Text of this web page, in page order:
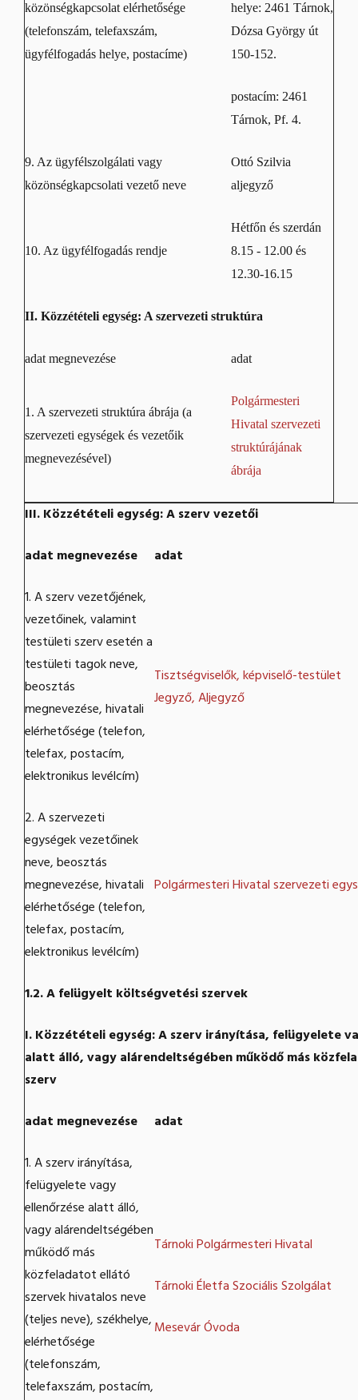
közönségkapcsolat elérhetősége
(telefonszám, telefaxszám,
ügyfélfogadás helye, postacíme)
helye: 2461 Tárnok,
Dózsa György út
150-152.
postacím: 2461
Tárnok, Pf. 4.
9. Az ügyfélszolgálati vagy
közönségkapcsolati vezető neve
Ottó Szilvia
aljegyző
10. Az ügyfélfogadás rendje
Hétfőn és szerdán
8.15 - 12.00 és
12.30-16.15
II. Közzétételi egység: A szervezeti struktúra
adat megnevezése adat
1. A szervezeti struktúra ábrája (a
szervezeti egységek és vezetőik
megnevezésével)
Polgármesteri
Hivatal szervezeti
struktúrájának
ábrája
III. Közzétételi egység: A szerv vezetői
adat megnevezése
adat
1. A szerv vezetőjének,
vezetőinek, valamint
testületi szerv esetén a
testületi tagok neve,
beosztás
megnevezése, hivatali
elérhetősége (telefon,
telefax, postacím,
elektronikus levélcím)
Tisztségviselők, képviselő-testület
Jegyző, Aljegyző
2. A szervezeti
egységek vezetőinek
neve, beosztás
megnevezése, hivatali
elérhetősége (telefon,
telefax, postacím,
elektronikus levélcím)
Polgármesteri Hivatal szervezeti
1.2. A felügyelt költségvetési szervek
I. Közzétételi egység: A szerv irányítása, felügyelete
alatt álló, vagy alárendeltségében működő más
szerv
adat megnevezése
adat
1. A szerv irányítása,
felügyelete vagy
ellenőrzése alatt álló,
vagy alárendeltségében
működő más
közfeladatot ellátó
szervek hivatalos neve
(teljes neve), székhelye,
elérhetősége
(telefonszám,
telefaxszám, postacím,
Tárnoki Polgármesteri Hivatal
Tárnoki Életfa Szociális Szolgálat
Mesevár Óvoda